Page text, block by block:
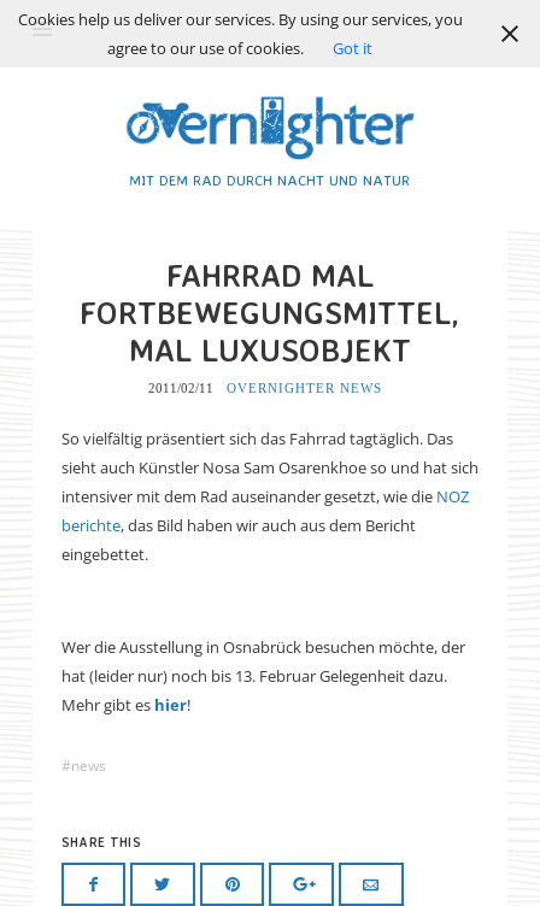
MIT DEM RAD DURCH NACHT UND NATUR
FAHRRAD MAL
FORTBEWEGUNGSMITTEL,
MAL LUXUSOBJEKT
2011/02/11 OVERNIGHTER NEWS
So vielfältig präsentiert sich das Fahrrad tagtäglich. Das
sieht auch Künstler Nosa Sam Osarenkhoe so und hat sich
intensiver mit dem Rad auseinander gesetzt, wie die NOZ
berichte,das Bild haben wir auch aus dem Bericht
eingebettet.
Wer die Ausstellung in Osnabrück besuchen möchte, der
hat (leider nur) noch bis 13. Februar Gelegenheit dazu.
Mehr gibt es hier!
news
SHARE THIS
Cookies help us deliver our services. By using our services, you
agree to our use of cookies.
Got it